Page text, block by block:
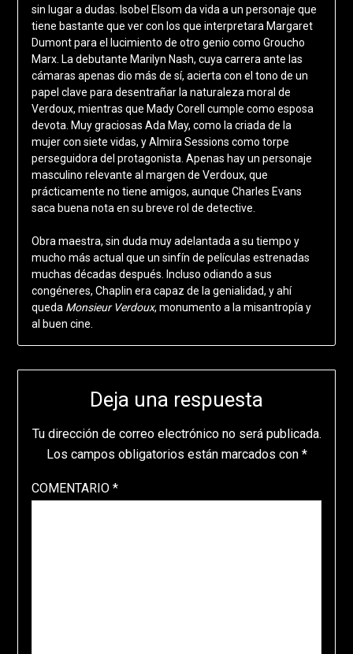
sin lugar a dudas. Isobel Elsom da vida a un personaje que
tiene bastante que ver con los que interpretara Margaret
Dumont para el lucimiento de otro genio como Groucho
Marx. La debutante Marilyn Nash, cuya carrera ante las
cámaras apenas dio más de sí, acierta con el tono de un
papel clave para desentrañar la naturaleza moral de
Verdoux, mientras que Mady Corell cumple como esposa
devota. Muy graciosas Ada May, como la criada de la
mujer con siete vidas, y Almira Sessions como torpe
perseguidora del protagonista. Apenas hay un personaje
masculino relevante al margen de Verdoux, que
prácticamente no tiene amigos, aunque Charles Evans
saca buena nota en su breve rol de detective.
Obra maestra, sin duda muy adelantada a su tiempo y
mucho más actual que un sinfín de películas estrenadas
muchas décadas después. Incluso odiando a sus
congéneres, Chaplin era capaz de la genialidad, y ahí
queda Monsieur Verdoux, monumento a la misantropía y
al buen cine.
Deja una respuesta
Tu dirección de correo electrónico no será publicada.
Los campos obligatorios están marcados con *
COMENTARIO *